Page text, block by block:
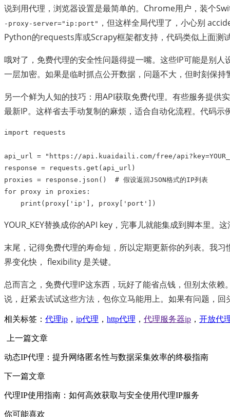
说到用代理，浏览器设置是最简单的。Chrome用户，装个
-proxy-server="ip:port" ，但这样全局代理了，小心别
Python的requests库或Scrapy框架都支持，代码类似上面测
哦对了，免费代理的安全性问题得提一嘴。这些IP可能是别
一层加密。如果是临时抓点公开数据，问题不大，但时刻保持
另一个鲜为人知的技巧：用API获取免费代理。有些服务提供
最新IP。这样省去手动复制的麻烦，适合自动化流程。代码示
import requests
api_url =
"https://api.kuaidaili.com/free/
response = requests . get ( api_url )
proxies = response . json ()
# 假设返回JSON格式的IP列表
for proxy in proxies :
print ( proxy 'ip' ], proxy 'port' ])
YOUR_KEY替换成你的API key，完事儿就能集成到脚本里。
末尾，记得免费代理的寿命短，所以定期更新你的列表。我
界变化快， flexibility 是关键。
总而言之，免费代理IP这东西，玩好了能省点钱，但别太依
说，赶紧去试试这些方法，包你立马能用上。如果有问题，回
相关标签： 代理ip ， ip代理 ， http代理 ， 代理服务器ip ， 开放代
上一篇文章
动态IP代理：提升网络匿名性与数据采集效率的终极指南
下一篇文章
代理IP使用指南：如何高效获取与安全使用代理IP服务
你可能喜欢